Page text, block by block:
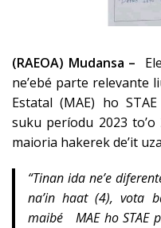
(RAEOA) Mudansa –
ne’ebé parte relevante
Estatal (MAE) ho
suku períodu 2023
maioria hakerek de’it
“Tinan ida ne’e
na’in haat (4), vota
maibé MAE ho STAE